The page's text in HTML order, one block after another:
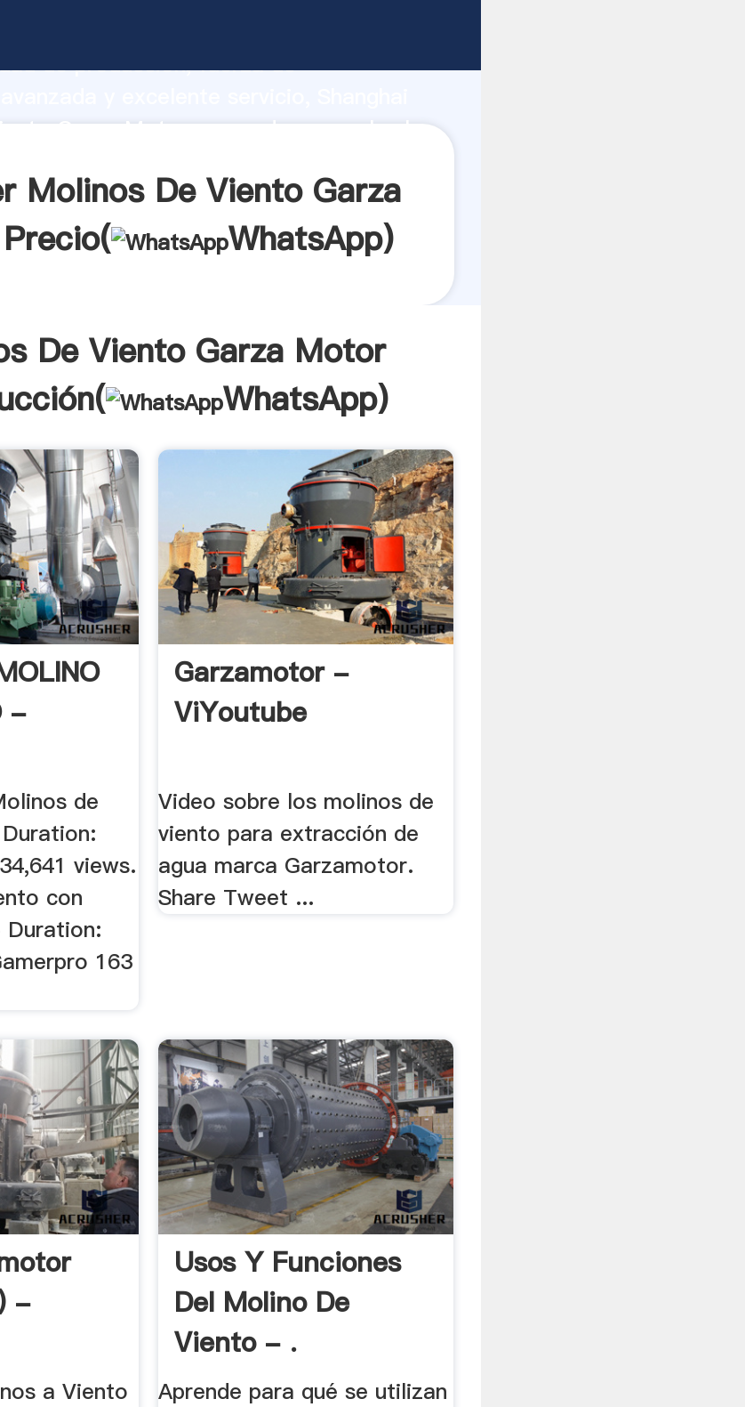
de producción, fuerza de
Garza Motor proveedor crea el valor
Molinos De Viento Garza
WhatsApp)
De Viento Garza Motor
WhatsApp)
-
de
views.
con
163
Garzamotor -
ViYoutube
Video sobre los molinos de
viento para extracción de
agua marca Garzamotor.
Share Tweet ...
-
a Viento
Usos Y Funciones
Del Molino De
Viento - .
Aprende para qué se utilizan